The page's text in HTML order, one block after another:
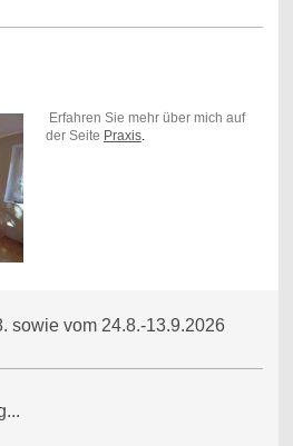
Erfahren Sie mehr über mich auf
der Seite Praxis.
sowie vom 24.8.-13.9.2026